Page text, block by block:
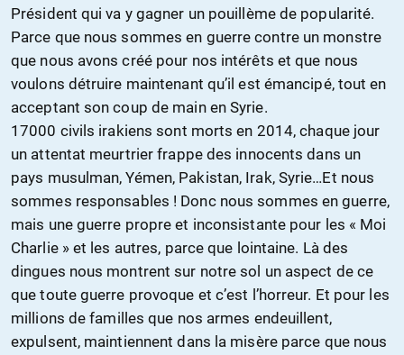
Président qui va y gagner un pouillème de popularité.
Parce que nous sommes en guerre contre un monstre
que nous avons créé pour nos intérêts et que nous
voulons détruire maintenant qu’il est émancipé, tout en
acceptant son coup de main en Syrie.
17000 civils irakiens sont morts en 2014, chaque jour
un attentat meurtrier frappe des innocents dans un
pays musulman, Yémen, Pakistan, Irak, Syrie…Et nous
sommes responsables ! Donc nous sommes en guerre,
mais une guerre propre et inconsistante pour les « Moi
Charlie » et les autres, parce que lointaine. Là des
dingues nous montrent sur notre sol un aspect de ce
que toute guerre provoque et c’est l’horreur. Et pour les
millions de familles que nos armes endeuillent,
expulsent, maintiennent dans la misère parce que nous